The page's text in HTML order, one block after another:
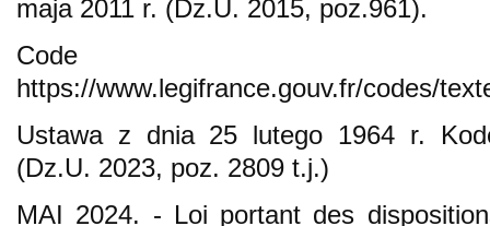
maja 2011 r. (Dz.U. 2015, poz.961).
Code
https://www.legifrance.gouv.fr/codes/
Ustawa z dnia 25 lutego 1964 r.
(Dz.U. 2023, poz. 2809 t.j.)
MAI 2024. - Loi portant des